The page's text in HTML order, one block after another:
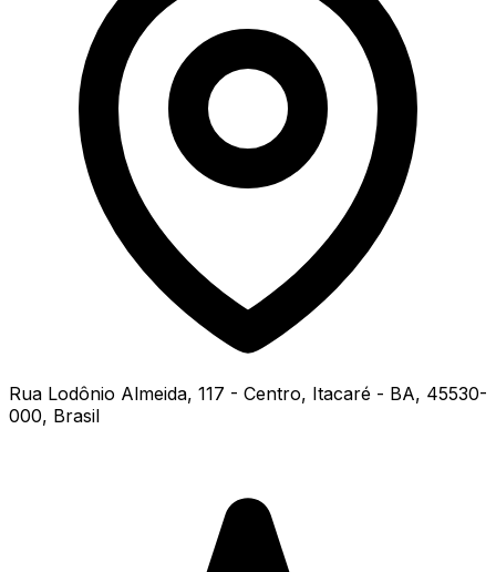
Rua Lodônio Almeida, 117 - Centro, Itacaré - BA, 45530-
000, Brasil